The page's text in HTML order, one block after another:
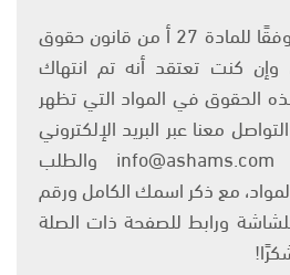
يتم الاستخدام المواد وفقًا للمادة 27 أ من قانون حقوق
والنشر 2007، وإن كنت تعتقد أنه تم انتهاك
الحقوق في المواد التي تظهر
معنا عبر البريد الإلكتروني
على العنوان التالي: info@ashams.com والطلب
مع ذكر اسمك الكامل ورقم
ورابط للصفحة ذات الصلة